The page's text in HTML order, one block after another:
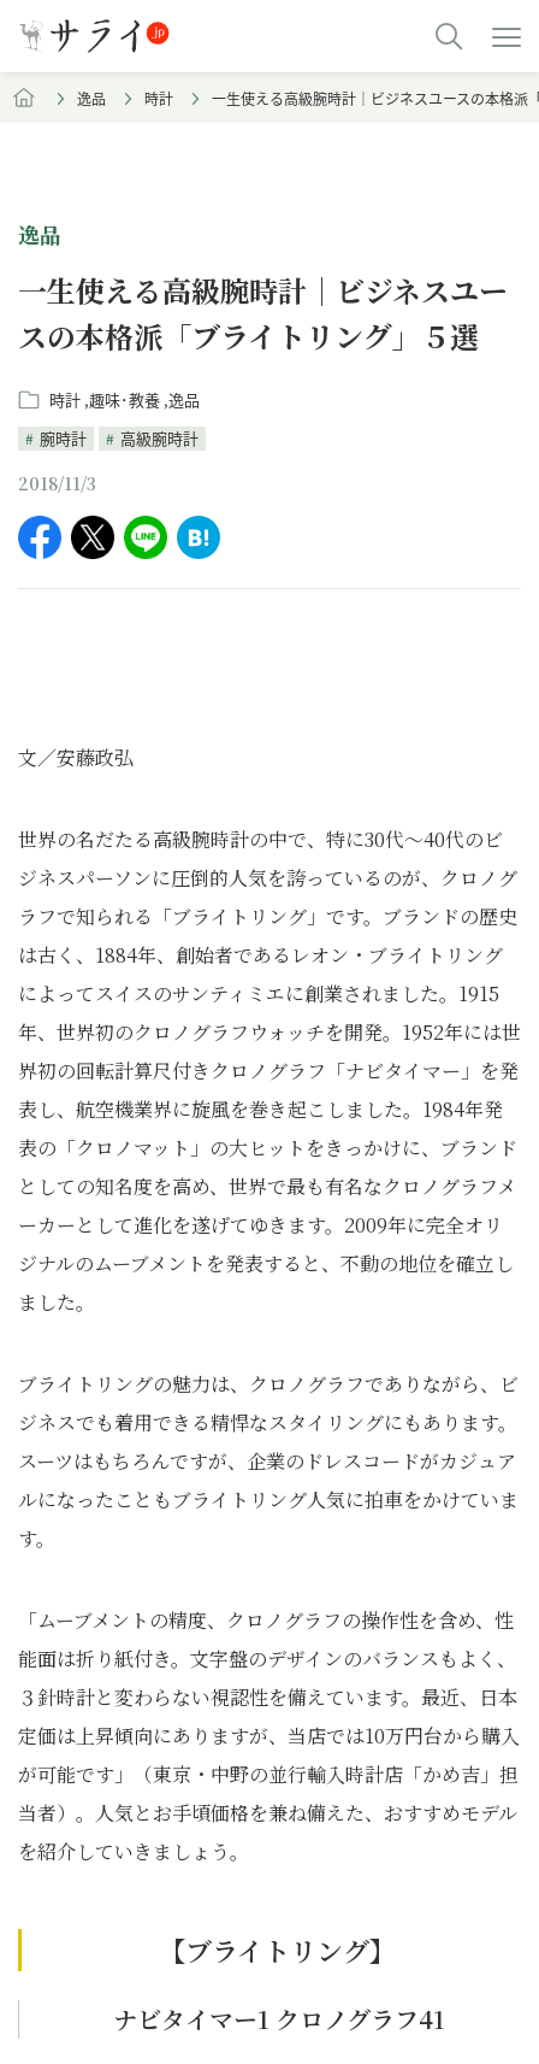
逸品 時計 一生使える高級腕時計｜ビジネスユースの本格派
逸品
一生使える高級腕時計｜ビジネスユー
スの本格派「ブライトリング」５選
時計 趣味･教養 逸品
腕時計
高級腕時計
2018/11/3
文／安藤政弘
世界の名だたる高級腕時計の中で、特に30代～40代のビ
ジネスパーソンに圧倒的人気を誇っているのが、クロノグ
ラフで知られる「ブライトリング」です。ブランドの歴史
は古く、1884年、創始者であるレオン・ブライトリング
によってスイスのサンティミエに創業されました。1915
年、世界初のクロノグラフウォッチを開発。1952年には世
界初の回転計算尺付きクロノグラフ「ナビタイマー」を発
表し、航空機業界に旋風を巻き起こしました。1984年発
表の「クロノマット」の大ヒットをきっかけに、ブランド
としての知名度を高め、世界で最も有名なクロノグラフメ
ーカーとして進化を遂げてゆきます。2009年に完全オリ
ジナルのムーブメントを発表すると、不動の地位を確立し
ました。
ブライトリングの魅力は、クロノグラフでありながら、ビ
ジネスでも着用できる精悍なスタイリングにもあります。
スーツはもちろんですが、企業のドレスコードがカジュア
ルになったこともブライトリング人気に拍車をかけていま
す。
「ムーブメントの精度、クロノグラフの操作性を含め、性
能面は折り紙付き。文字盤のデザインのバランスもよく、
３針時計と変わらない視認性を備えています。最近、日本
定価は上昇傾向にありますが、当店では10万円台から購入
が可能です」（東京・中野の並行輸入時計店「かめ吉」担
当者）。人気とお手頃価格を兼ね備えた、おすすめモデル
を紹介していきましょう。
【ブライトリング】
ナビタイマー1 クロノグラフ41